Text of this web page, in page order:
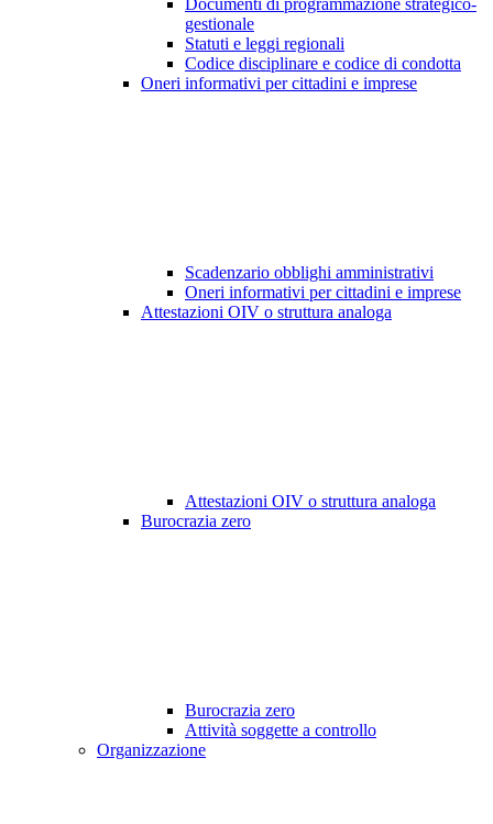
Documenti di programmazione strategico-
gestionale
Statuti e leggi regionali
Codice disciplinare e codice di condotta
Oneri informativi per cittadini e imprese
Scadenzario obblighi amministrativi
Oneri informativi per cittadini e imprese
Attestazioni OIV o struttura analoga
Attestazioni OIV o struttura analoga
Burocrazia zero
Burocrazia zero
Attività soggette a controllo
Organizzazione